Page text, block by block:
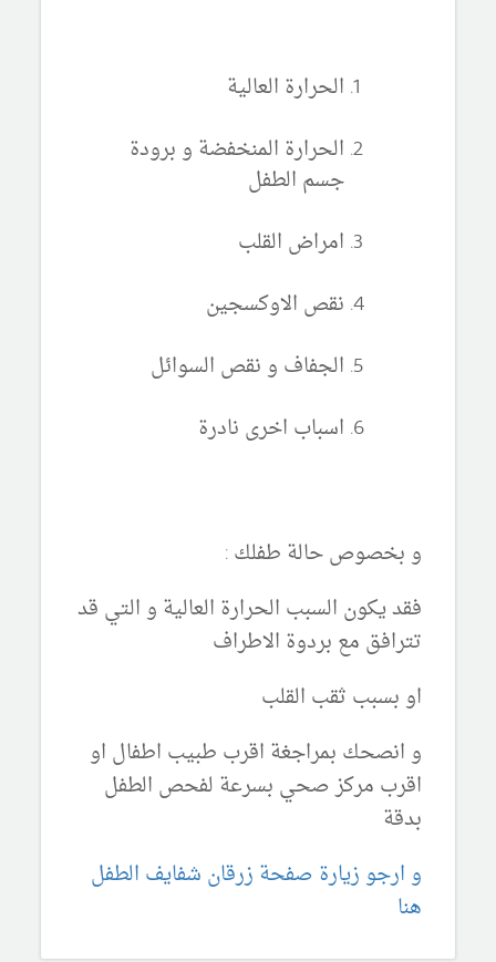
الحرارة العالية
الحرارة المنخفضة و برودة
جسم الطفل
امراض القلب
نقص الاوكسجين
الجفاف و نقص السوائل
اسباب اخرى نادرة
و بخصوص حالة طفلك :
فقد يكون السبب الحرارة العالية و التي قد
تترافق مع بردوة الاطراف
او بسبب ثقب القلب
و انصحك بمراجغة اقرب طبيب اطفال او
اقرب مركز صحي بسرعة لفحص الطفل
بدقة
و ارجو زيارة صفحة زرقان شفايف الطفل
هنا